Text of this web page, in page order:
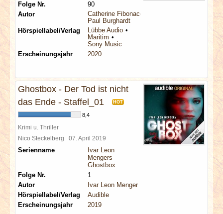
LINKS
ARCHIV
Folge Nr.
90
Autor
Catherine Fibonacci
Paul Burghardt
Hörspiellabel/Verlag
Lübbe Audio
Maritim
Sony Music
Erscheinungsjahr
2020
Ghostbox - Der Tod ist nicht
das Ende - Staffel_01
HOT
8,4
Krimi u. Thriller
Nico Steckelberg 07. April 2019
Serienname
Ivar Leon
Mengers
Ghostbox
Folge Nr.
1
Autor
Ivar Leon Menger
Hörspiellabel/Verlag
Audible
Erscheinungsjahr
2019